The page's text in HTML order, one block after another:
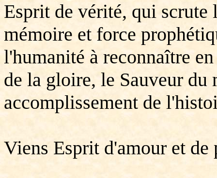
Esprit de vérité, qui scrute
mémoire et force
l'humanité à reconnaître
de la gloire, le Sauveur du
accomplissement de
Viens Esprit d'amour et de